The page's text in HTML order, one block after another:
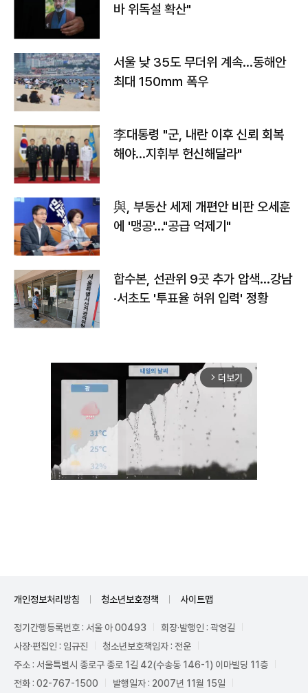
바 위독설 확산"
서울 낮 35도 무더위 계속…동해안
최대 150㎜ 폭우
李대통령 "군, 내란 이후 신뢰 회복
해야…지휘부 헌신해달라"
與, 부동산 세제 개편안 비판 오세훈
에 '맹공'…"공급 억제기"
합수본, 선관위 9곳 추가 압색…강남
·서초도 '투표율 허위 입력' 정황
arrow_forward_ios 더보기
개인정보처리방침 청소년보호정책 사이트맵
정기간행등록번호 : 서울 아 00493
회장·발행인 : 곽영길
사장·편집인 : 임규진
청소년보호책임자 : 전운
주소 : 서울특별시 종로구 종로 1길 42(수송동 146-1) 이마빌딩 11층
전화 : 02-767-1500
발행일자 : 2007년 11월 15일